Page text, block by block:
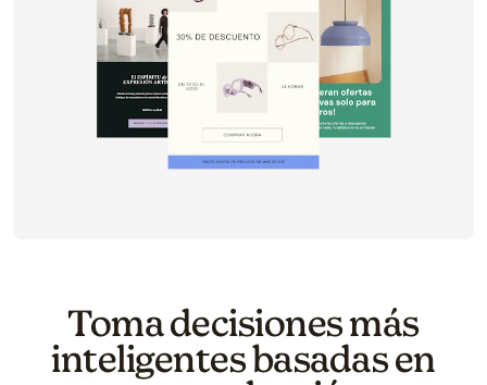
Toma decisiones más
inteligentes basadas en